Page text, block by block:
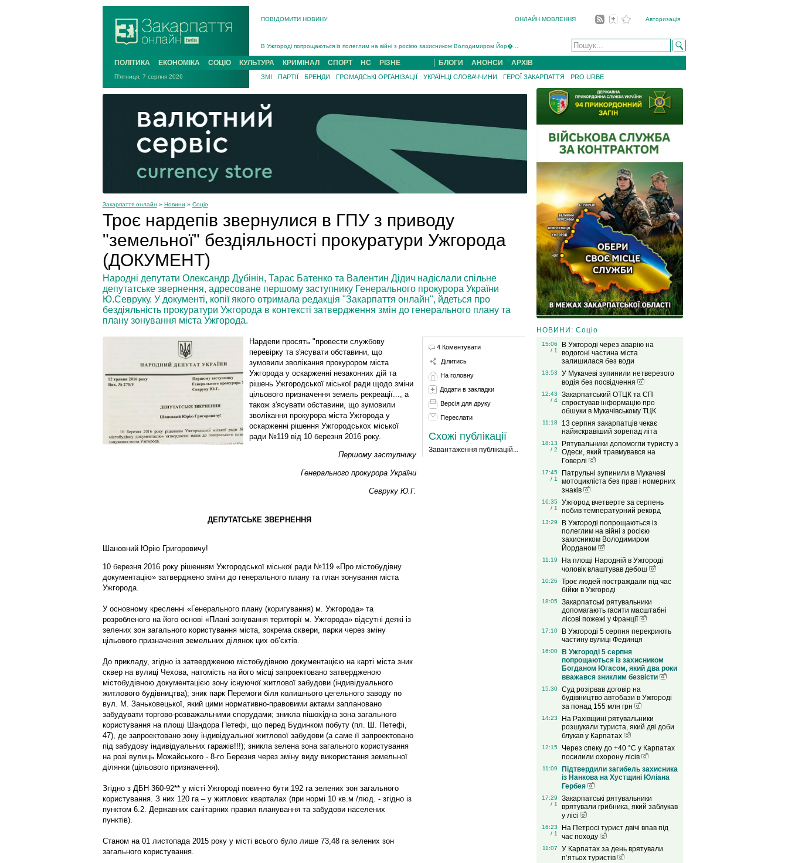
ПОВІДОМИТИ НОВИНУ ОНЛАЙН МОВЛЕННЯ
Авторизація
В Ужгороді 5 серпня попрощаються із захисником Богданом Югасом, який два роки �...
Підтвердили загибель захисника із Нанкова на Хустщині Юліана Гербея (ФОТО)[/gree...
На війні з рф поліг військовий з Виноградова Ігнат Роздяловський (ФОТО)...
ПОЛІТИКА ЕКОНОМІКА СОЦІО КУЛЬТУРА КРИМІНАЛ СПОРТ НС РІЗНЕ БЛОГИ АНОНСИ АРХІВ
П'ятниця, 7 серпня 2026 ЗМІ ПАРТІЇ БРЕНДИ ГРОМАДСЬКІ ОРГАНІЗАЦІЇ УКРАЇНЦІ СЛОВАЧЧИНИ ГЕРОЇ ЗАКАРПАТТЯ PRO URBE
Закарпаття онлайн » Новини » Соціо
Троє нардепів звернулися в ГПУ з приводу
"земельної" бездіяльності прокуратури Ужгорода
(ДОКУМЕНТ)
Народні депутати Олександр Дубінін, Тарас Батенко та Валентин Дідич надіслали спільне
депутатське звернення, адресоване першому заступнику Генерального прокурора України
Ю.Севруку. У документі, копії якого отримала редакція "Закарпаття онлайн", йдеться про
бездіяльність прокуратури Ужгорода в контексті затвердження змін до генерального плану та
плану зонування міста Ужгорода.
Нардепи просять "провести службову
перевірку та з'ясувати обставини, що
зумовили зволікання прокурором міста
Ужгорода у оскарженні незаконних дій та
рішень Ужгородської міської ради щодо зміни
цільового призначення земель рекреації..., а
також з'ясувати обставини, що зумовили
зволікання прокурора міста Ужгорода у
оскарженні рішення Ужгородськох міської
ради №119 від 10 березня 2016 року.
Першому заступнику
Генерального прокурора України
Севруку Ю.Г.
ДЕПУТАТСЬКЕ ЗВЕРНЕННЯ
Шановний Юрію Григоровичу!
10 березня 2016 року рішенням Ужгородської міської ради №119 «Про містобудівну
документацію» затверджено зміни до генерального плану та план зонування міста
Ужгорода.
У основному кресленні «Генерального плану (коригування) м. Ужгорода» та
розробленого на його основі «Плані зонування території м. Ужгорода» відсутні деякі із
зелених зон загального користування міста, зокрема сквери, парки через зміну
цільового призначення земельних ділянок цих об’єктів.
До прикладу, згідно із затвердженою містобудівною документацією на карті міста зник
сквер на вулиці Чехова, натомість на його місці запроектовано затвердженою
містобудівною документацією зону існуючої житлової забудови (індивідуального
житлового будівництва); зник парк Перемоги біля колишнього цегельного заводу по
вул. М. Заньковецької, який цими нормативно-правовими актами заплановано
забудувати торгово-розважальними спорудами; зникла пішохідна зона загального
користування на площі Шандора Петефі, що перед Будинком побуту (пл. Ш. Петефі,
47), де запроектовано зону індивідуальної житлової забудови (а саме її запроектовано
під забудову індивідуальних гаражів!!!); зникла зелена зона загального користування
на розі вулиць Можайського - 8-го Березня через зміну виду використання земельної
ділянки (цільового призначення).
Згідно з ДБН 360-92** у місті Ужгороді повинно бути 192 га зелених зон загального
користування. З них 120 га – у житлових кварталах (при нормі 10 кв.м /люд. - згідно із
пунктом 6.2. Державних санітарних правил планування та забудови населених
пунктів).
Станом на 01 листопада 2015 року у місті всього було лише 73,48 га зелених зон
загального користування.
4 Коментувати
Ділитись
На головну
Додати в закладки
Версія для друку
Переслати
Схожі публікації
Завантаження публікацій...
НОВИНИ: Соціо
15:06
/ 1
В Ужгороді через аварію на
водогоні частина міста
залишилася без води
13:53
У Мукачеві зупинили нетверезого
водія без посвідчення
12:43
/ 4
Закарпатський ОТЦК та СП
спростував інформацію про
обшуки в Мукачівському ТЦК
11:18
13 серпня закарпатців чекає
найяскравіший зорепад літа
18:13
/ 2
Рятувальники допомогли туристу з
Одеси, який травмувався на
Говерлі
17:45
/ 1
Патрульні зупинили в Мукачеві
мотоцикліста без прав і номерних
знаків
16:35
/ 1
Ужгород вчетверте за серпень
побив температурний рекорд
13:29
В Ужгороді попрощаються із
полеглим на війні з росією
захисником Володимиром
Йорданом
11:19
На площі Народній в Ужгороді
чоловік влаштував дебош
10:26
Троє людей постраждали під час
бійки в Ужгороді
18:05
Закарпатські рятувальники
допомагають гасити масштабні
лісові пожежі у Франції
17:10
В Ужгороді 5 серпня перекриють
частину вулиці Фединця
16:00
В Ужгороді 5 серпня
попрощаються із захисником
Богданом Югасом, який два роки
вважався зниклим безвісти
15:30
Суд розірвав договір на
будівництво автобази в Ужгороді
за понад 155 млн грн
14:23
На Рахівщині рятувальники
розшукали туриста, який дві доби
блукав у Карпатах
12:15
Через спеку до +40 °C у Карпатах
посилили охорону лісів
11:09
Підтвердили загибель захисника
із Нанкова на Хустщині Юліана
Гербея
17:29
/ 1
Закарпатські рятувальники
врятували грибника, який заблукав
у лісі
16:23
/ 1
На Петросі турист двічі впав під
час походу
11:07
У Карпатах за день врятували
п’ятьох туристів